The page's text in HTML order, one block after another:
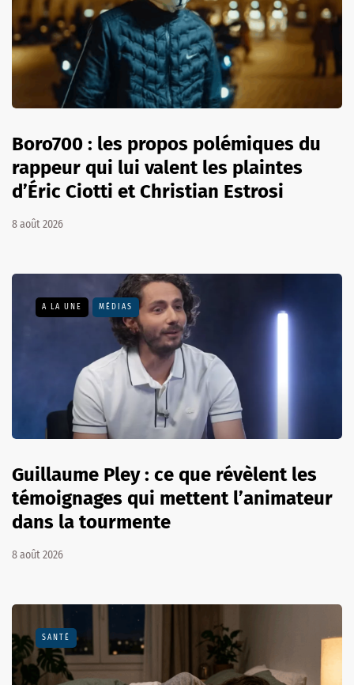
Boro700 : les propos polémiques du
rappeur qui lui valent les plaintes
d’Éric Ciotti et Christian Estrosi
8 août 2026
A LA UNE MÉDIAS
Guillaume Pley : ce que révèlent les
témoignages qui mettent l’animateur
dans la tourmente
8 août 2026
SANTÉ